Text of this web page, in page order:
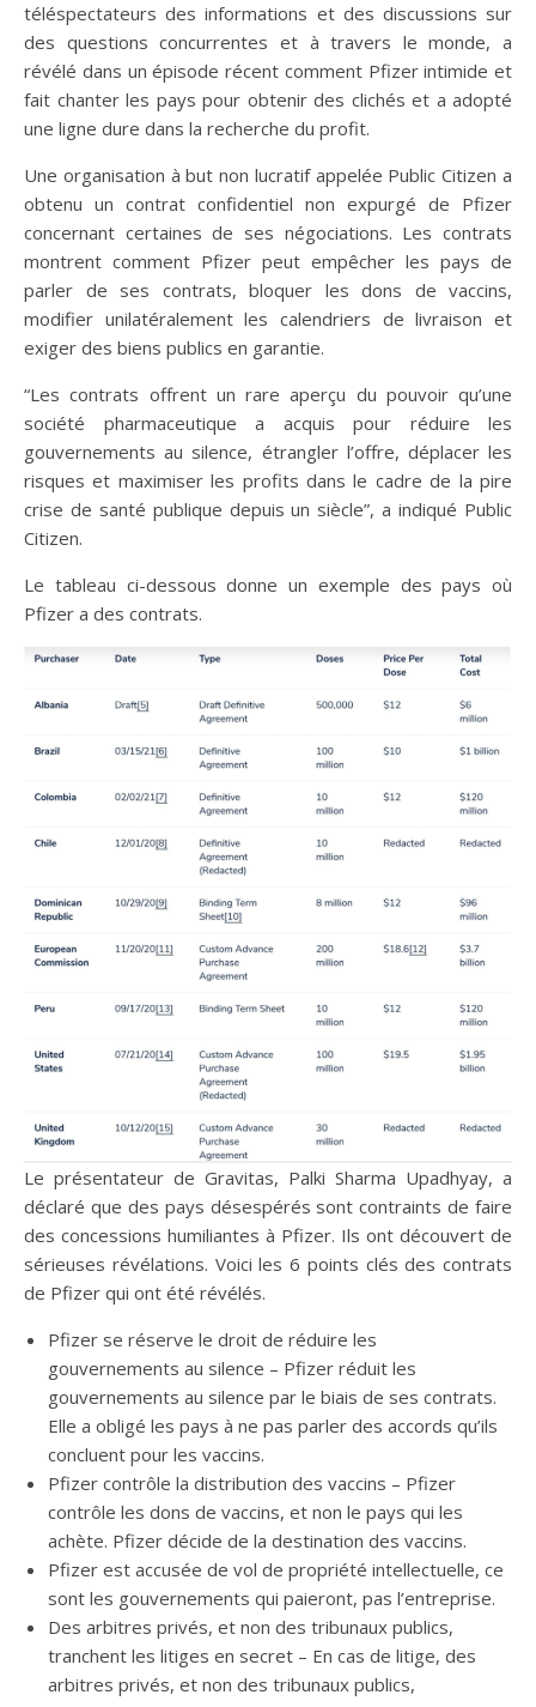
téléspectateurs des informations et des discussions sur
des questions concurrentes et à travers le monde, a
révélé dans un épisode récent comment Pfizer intimide et
fait chanter les pays pour obtenir des clichés et a adopté
une ligne dure dans la recherche du profit.
Une organisation à but non lucratif appelée Public Citizen a
obtenu un contrat confidentiel non expurgé de Pfizer
concernant certaines de ses négociations. Les contrats
montrent comment Pfizer peut empêcher les pays de
parler de ses contrats, bloquer les dons de vaccins,
modifier unilatéralement les calendriers de livraison et
exiger des biens publics en garantie.
“Les contrats offrent un rare aperçu du pouvoir qu’une
société pharmaceutique a acquis pour réduire les
gouvernements au silence, étrangler l’offre, déplacer les
risques et maximiser les profits dans le cadre de la pire
crise de santé publique depuis un siècle”, a indiqué Public
Citizen.
Le tableau ci-dessous donne un exemple des pays où
Pfizer a des contrats.
Le présentateur de Gravitas, Palki Sharma Upadhyay, a
déclaré que des pays désespérés sont contraints de faire
des concessions humiliantes à Pfizer. Ils ont découvert de
sérieuses révélations. Voici les 6 points clés des contrats
de Pfizer qui ont été révélés.
Pfizer se réserve le droit de réduire les
gouvernements au silence – Pfizer réduit les
gouvernements au silence par le biais de ses contrats.
Elle a obligé les pays à ne pas parler des accords qu’ils
concluent pour les vaccins.
Pfizer contrôle la distribution des vaccins – Pfizer
contrôle les dons de vaccins, et non le pays qui les
achète. Pfizer décide de la destination des vaccins.
Pfizer est accusée de vol de propriété intellectuelle, ce
sont les gouvernements qui paieront, pas l’entreprise.
Des arbitres privés, et non des tribunaux publics,
tranchent les litiges en secret – En cas de litige, des
arbitres privés, et non des tribunaux publics,